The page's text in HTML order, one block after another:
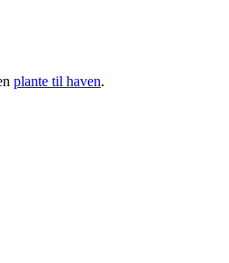
plante til haven.